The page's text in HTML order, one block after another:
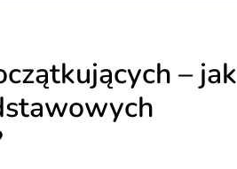
– jak